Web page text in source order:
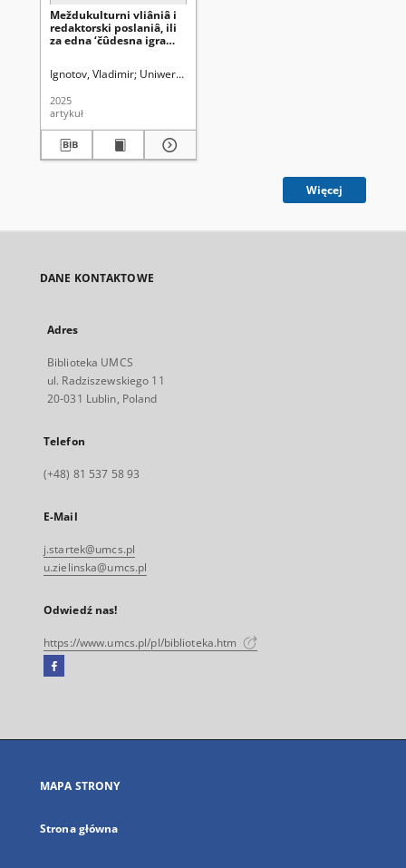
Meždukulturni vliâniâ i
redaktorski poslaniâ, ili
za edna ‘čûdesna igra
vʺrhu razkaza ‘Nevinni
Ignotov, Vladimir Uniwersytet Marii Curie-Skłodowskiej (Lublin).
2025
artykuł
Więcej
DANE KONTAKTOWE
Adres
Biblioteka UMCS
ul. Radziszewskiego 11
20-031 Lublin, Poland
Telefon
(+48) 81 537 58 93
E-Mail
j.startek@umcs.pl
u.zielinska@umcs.pl
Odwiedź nas!
https://www.umcs.pl/pl/biblioteka.htm
Facebook
się
karcie
MAPA STRONY
Strona główna